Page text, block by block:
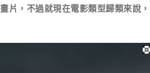
片，不過就現在電影類型歸類來說，